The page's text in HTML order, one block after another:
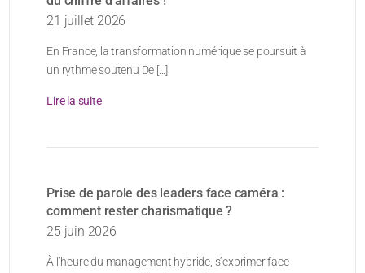
21 juillet 2026
En France, la transformation numérique se poursuit à
un rythme soutenu De [...]
Lire la suite
Prise de parole des leaders face caméra :
comment rester charismatique ?
25 juin 2026
À l’heure du management hybride, s’exprimer face